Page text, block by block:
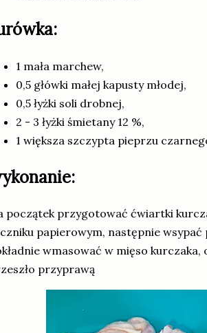
1 mała marchew,
0,5 główki małej kapusty młodej,
0,5 łyżki soli drobnej,
2 - 3 łyżki śmietany 12 %,
1 większa szczypta pieprzu
początek przygotować ćwiartki
papierowym, następnie
wmasować w mięso
przyprawą